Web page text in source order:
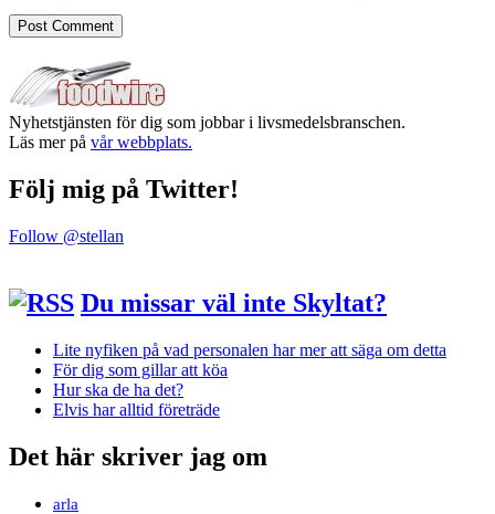
Nyhetstjänsten för dig som jobbar i livsmedelsbranschen.
Läs mer på vår webbplats.
Följ mig på Twitter!
Follow @stellan
Du missar väl inte Skyltat?
Lite nyfiken på vad personalen har mer att säga om detta
För dig som gillar att köa
Hur ska de ha det?
Elvis har alltid företräde
Det här skriver jag om
arla